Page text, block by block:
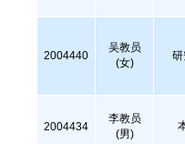
2004440
吴教员
(女)
研
2004434
李教员
(男)